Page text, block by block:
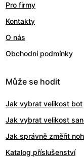
Pro firmy
Kontakty
O nás
Obchodní podmínky
Může se hodit
Jak vybrat velikost bot
Jak vybrat velikost
Jak správně změřit
Katalog příslušenství